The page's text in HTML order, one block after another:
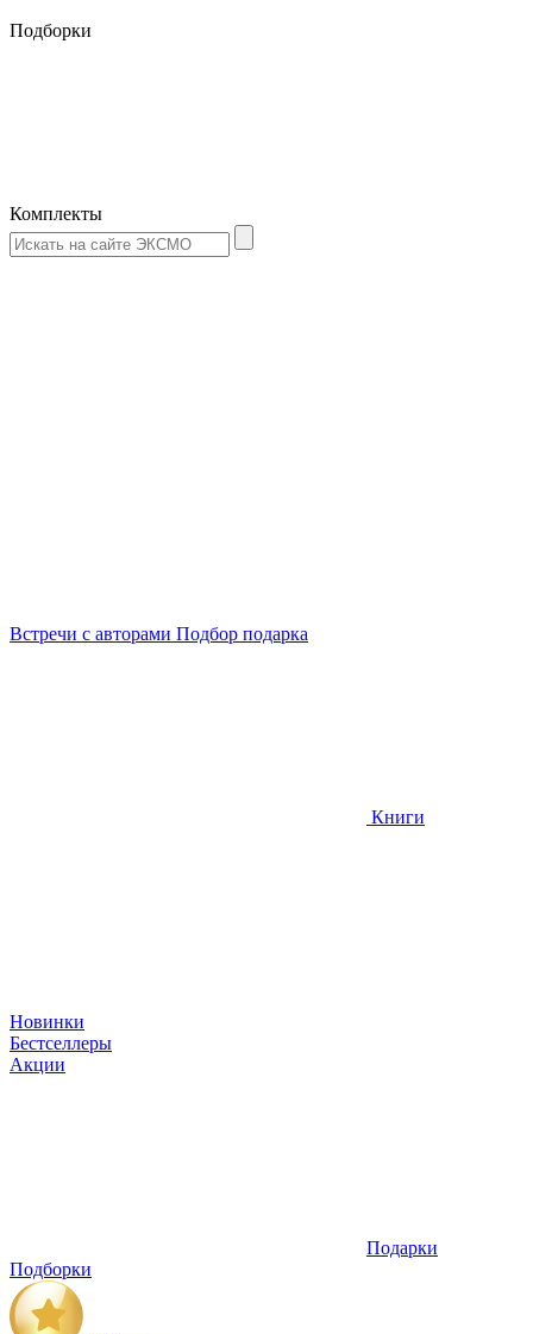
Подборки
Комплекты
Встречи с авторами Подбор подарка
Книги
Новинки
Бестселлеры
Акции
Подарки
Подборки